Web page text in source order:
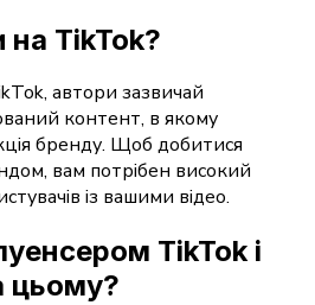
на TikTok?
автори зазвичай
контент, в якому
бренду. Щоб добитися
вам потрібен високий
із вашими відео.
TikTok і
цьому?